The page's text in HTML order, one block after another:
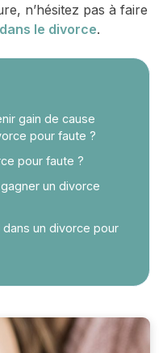
n’hésitez pas à faire
le divorce.
gain de cause
pour faute ?
pour faute ?
un divorce
dans un divorce pour